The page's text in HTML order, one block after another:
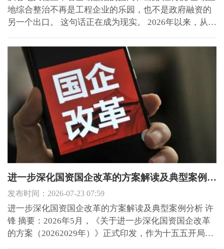
地综合整治不再是工程企业的乐园，也不是政府融资的
另一个出口。 这句话正在成为现实。 2026年以来，从广
的大检查悄然铺开。审计部门进驻、自然资源系统自
查、验收标准从严这背后，是整个行业底层逻辑的根本
性逆...
进一步深化国资国企改革的方案解读及典型案例分析
发布时间：2026-07-23 07:59
进一步深化国资国企改革的方案解读及典型案例分析 许
锋 摘要：2026年5月，《关于进一步深化国资国企改革
的方案（20262029年）》正式印发，作为十五五开局阶